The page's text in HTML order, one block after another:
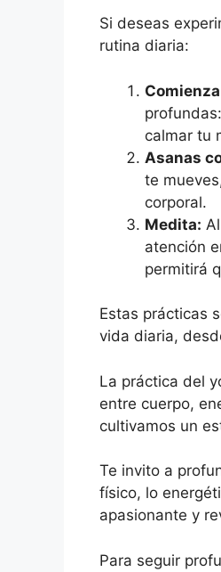
Si deseas
rutina diaria:
calmar tu
Asanas
te
corporal.
Medita:
atención
permitirá
Estas prácticas
vida diaria,
La práctica del
entre cuerpo,
cultivamos un
Te invito a
físico, lo
apasionante y
Para seguir